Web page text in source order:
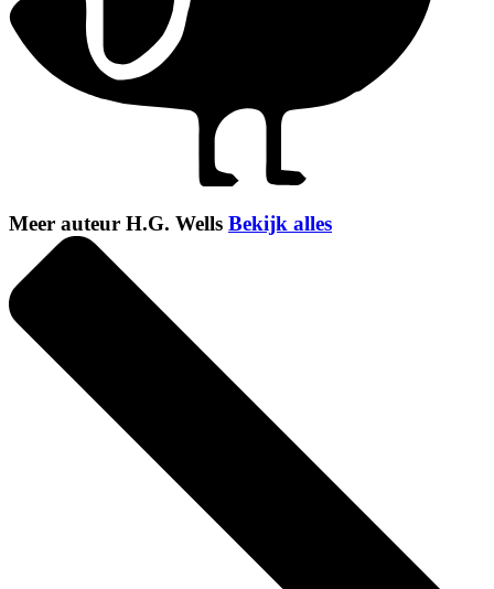
Meer auteur H.G. Wells Bekijk alles